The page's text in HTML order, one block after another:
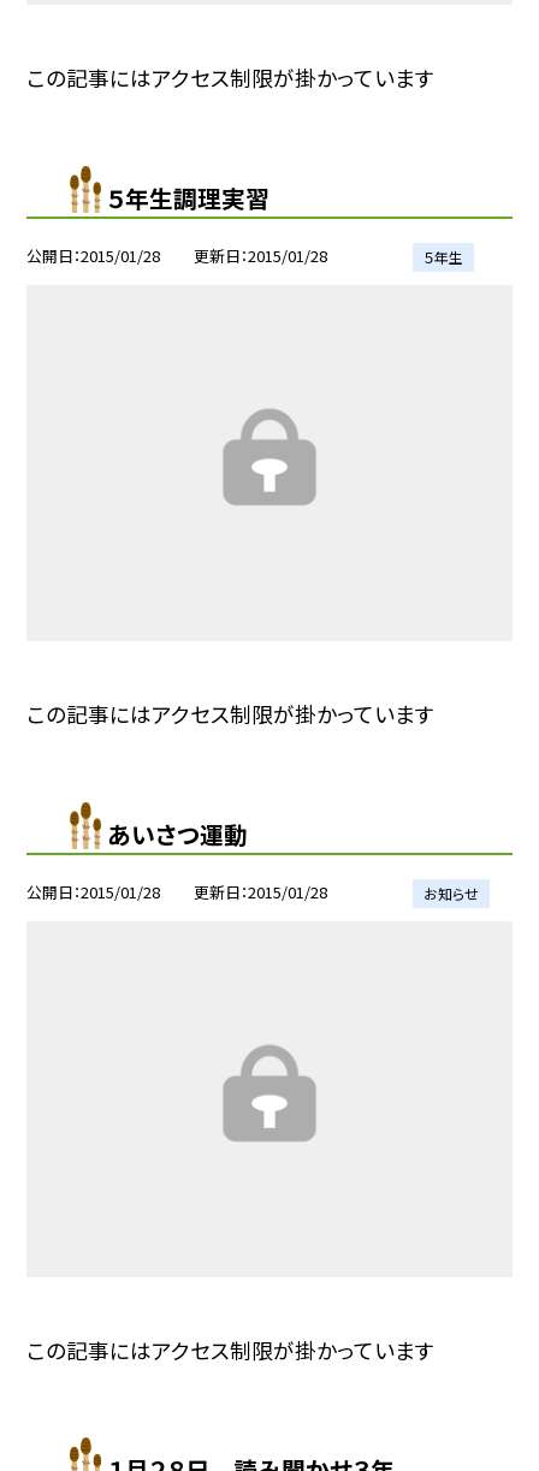
この記事にはアクセス制限が掛かっています
５年生調理実習
公開日 2015/01/28 更新日 2015/01/28 ５年生
この記事にはアクセス制限が掛かっています
あいさつ運動
公開日 2015/01/28 更新日 2015/01/28 お知らせ
この記事にはアクセス制限が掛かっています